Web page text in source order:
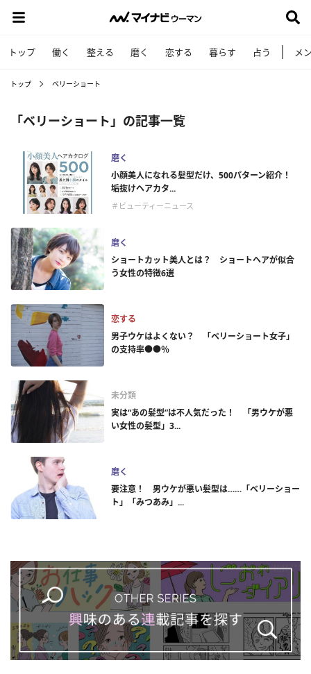
トップ 働く 整える 磨く 恋する 暮らす 占う メ
トップ ベリーショート
「ベリーショート」の記事一覧
磨く
小顔美人になれる髪型だけ、500パターン紹介！
垢抜けヘアカタ...
＃ビューティーニュース
磨く
ショートカット美人とは？ ショートヘアが似合
う女性の特徴6選
恋する
男子ウケはよくない？ 「ベリーショート女子」
の支持率●●％
未分類
実は“あの髪型”は不人気だった！ 「男ウケが悪
い女性の髪型」3...
磨く
要注意！ 男ウケが悪い髪型は……「ベリーショー
ト」「みつあみ」...